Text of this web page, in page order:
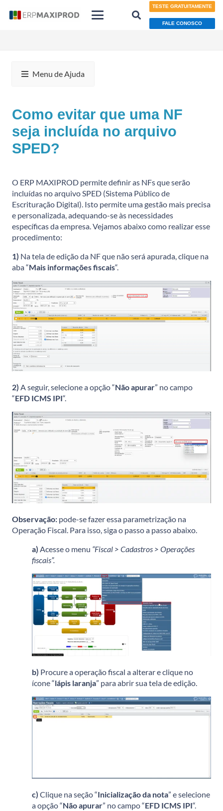
TESTE GRATUITAMENTE
FALE CONOSCO
Menu de Ajuda
Como evitar que uma NF
seja incluída no arquivo
SPED?
O ERP MAXIPROD permite definir as NFs que serão
incluídas no arquivo SPED (Sistema Público de
Escrituração Digital). Isto permite uma gestão mais precisa
e personalizada, adequando-se às necessidades
específicas da empresa. Vejamos abaixo como realizar esse
procedimento:
1) Na tela de edição da NF que não será apurada, clique na
aba “Mais informações fiscais“.
2) A seguir, selecione a opção “Não apurar” no campo
“EFD ICMS IPI“.
Observação: pode-se fazer essa parametrização na
Operação Fiscal. Para isso, siga o passo a passo abaixo.
a) Acesse o menu “Fiscal > Cadastros > Operações
fiscais”.
b) Procure a operação fiscal a alterar e clique no
ícone “lápis laranja” para abrir sua tela de edição.
c) Clique na seção “Inicialização da nota” e selecione
a opção “Não apurar” no campo “EFD ICMS IPI“.